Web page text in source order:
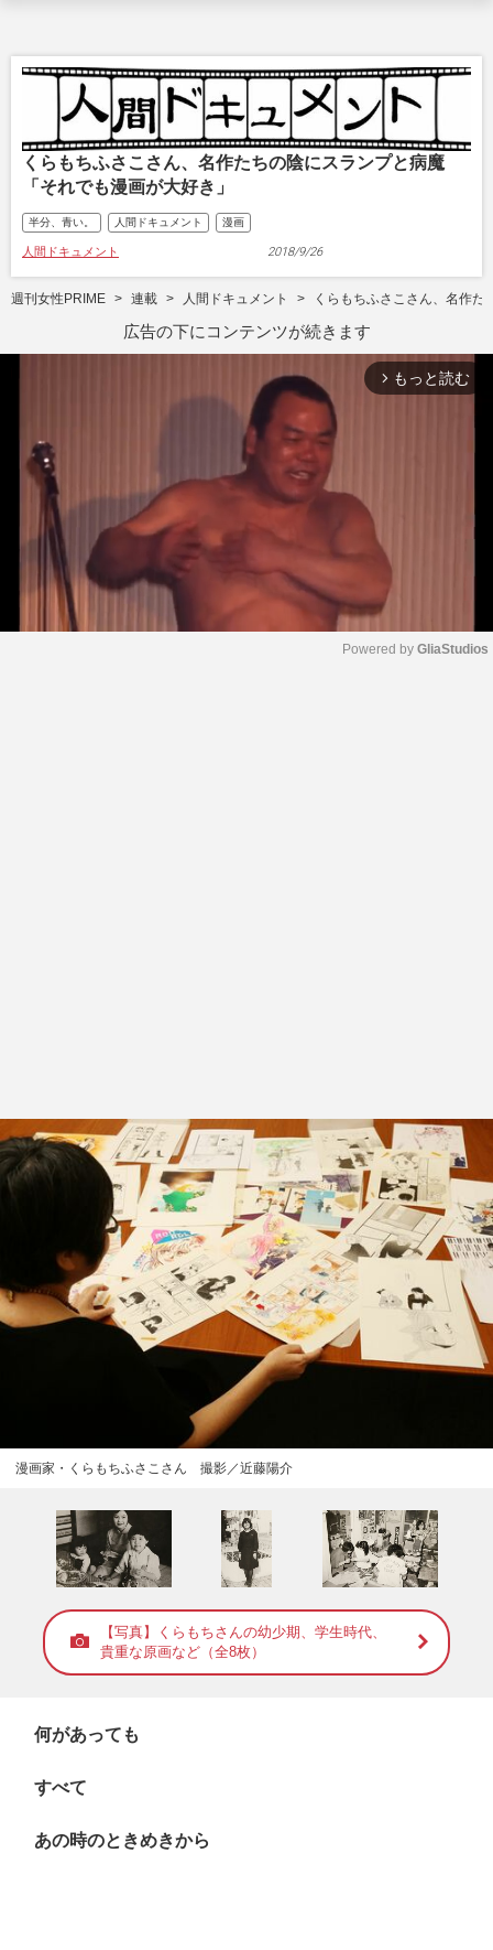
くらもちふさこさん、名作たちの陰にスランプと病魔
「それでも漫画が大好き」
半分、青い。 人間ドキュメント 漫画
人間ドキュメント 2018/9/26
週刊女性PRIME 連載 人間ドキュメント くらもちふさこさん、名作
広告の下にコンテンツが続きます
arrow_forward_ios もっと読む
Powered by GliaStudios
漫画家・くらもちふさこさん 撮影／近藤陽介
【写真】くらもちさんの幼少期、学生時代、
貴重な原画など（全8枚）
何があっても
すべて
あの時のときめきから